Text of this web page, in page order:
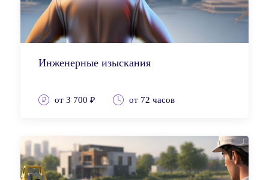
Инженерные изыскания
от 3 700 ₽ от 72 часов